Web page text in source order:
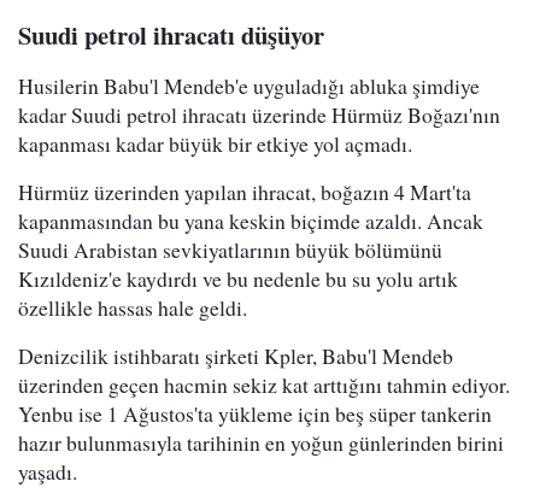
Suudi petrol ihracatı düşüyor
Husilerin Babu'l Mendeb'e uyguladığı abluka şimdiye
kadar Suudi petrol ihracatı üzerinde Hürmüz Boğazı'nın
kapanması kadar büyük bir etkiye yol açmadı.
Hürmüz üzerinden yapılan ihracat, boğazın 4 Mart'ta
kapanmasından bu yana keskin biçimde azaldı. Ancak
Suudi Arabistan sevkiyatlarının büyük bölümünü
Kızıldeniz'e kaydırdı ve bu nedenle bu su yolu artık
özellikle hassas hale geldi.
Denizcilik istihbaratı şirketi Kpler, Babu'l Mendeb
üzerinden geçen hacmin sekiz kat arttığını tahmin ediyor.
Yenbu ise 1 Ağustos'ta yükleme için beş süper tankerin
hazır bulunmasıyla tarihinin en yoğun günlerinden birini
yaşadı.